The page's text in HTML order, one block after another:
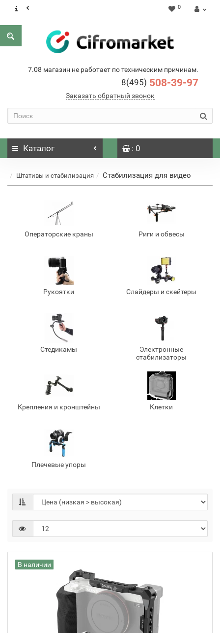
0
7.08 магазин не работает по техническим причинам.
8(495) 508-39-97
Заказать обратный звонок
Каталог : 0
Штативы и стабилизация Стабилизация для видео
Операторские краны Риги и обвесы
Рукоятки Слайдеры и скейтеры
Стедикамы
Электронные
стабилизаторы
Крепления и кронштейны Клетки
Плечевые упоры
В наличии